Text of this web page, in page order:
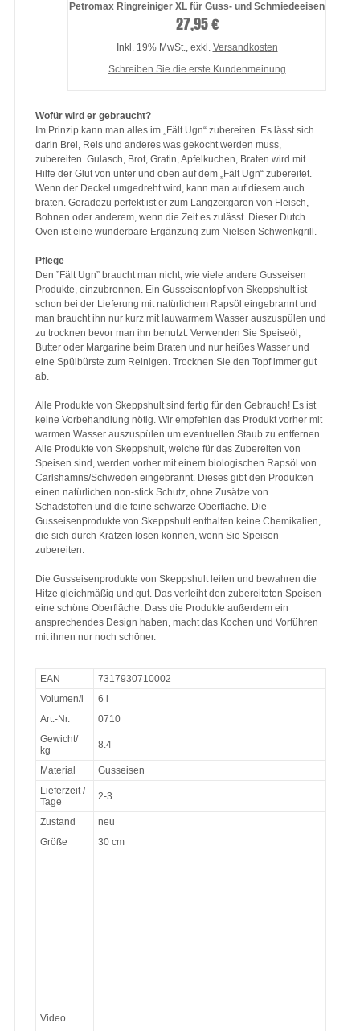
Petromax Ringreiniger XL für Guss- und Schmiedeeisen
27,95 €
Inkl. 19% MwSt., exkl. Versandkosten
Schreiben Sie die erste Kundenmeinung
Wofür wird er gebraucht?
Im Prinzip kann man alles im „Fält Ugn“ zubereiten. Es lässt sich
darin Brei, Reis und anderes was gekocht werden muss,
zubereiten. Gulasch, Brot, Gratin, Apfelkuchen, Braten wird mit
Hilfe der Glut von unter und oben auf dem „Fält Ugn“ zubereitet.
Wenn der Deckel umgedreht wird, kann man auf diesem auch
braten. Geradezu perfekt ist er zum Langzeitgaren von Fleisch,
Bohnen oder anderem, wenn die Zeit es zulässt. Dieser Dutch
Oven ist eine wunderbare Ergänzung zum Nielsen Schwenkgrill.
Pflege
Den ”Fält Ugn” braucht man nicht, wie viele andere Gusseisen
Produkte, einzubrennen. Ein Gusseisentopf von Skeppshult ist
schon bei der Lieferung mit natürlichem Rapsöl eingebrannt und
man braucht ihn nur kurz mit lauwarmem Wasser auszuspülen und
zu trocknen bevor man ihn benutzt. Verwenden Sie Speiseöl,
Butter oder Margarine beim Braten und nur heißes Wasser und
eine Spülbürste zum Reinigen. Trocknen Sie den Topf immer gut
ab.
Alle Produkte von Skeppshult sind fertig für den Gebrauch! Es ist
keine Vorbehandlung nötig. Wir empfehlen das Produkt vorher mit
warmen Wasser auszuspülen um eventuellen Staub zu entfernen.
Alle Produkte von Skeppshult, welche für das Zubereiten von
Speisen sind, werden vorher mit einem biologischen Rapsöl von
Carlshamns/Schweden eingebrannt. Dieses gibt den Produkten
einen natürlichen non-stick Schutz, ohne Zusätze von
Schadstoffen und die feine schwarze Oberfläche. Die
Gusseisenprodukte von Skeppshult enthalten keine Chemikalien,
die sich durch Kratzen lösen können, wenn Sie Speisen
zubereiten.
Die Gusseisenprodukte von Skeppshult leiten und bewahren die
Hitze gleichmäßig und gut. Das verleiht den zubereiteten Speisen
eine schöne Oberfläche. Dass die Produkte außerdem ein
ansprechendes Design haben, macht das Kochen und Vorführen
mit ihnen nur noch schöner.
EAN
7317930710002
Volumen/l
6 l
Art.-Nr.
0710
Gewicht/
kg
8.4
Material
Gusseisen
Lieferzeit /
Tage
2-3
Zustand
neu
Größe
30 cm
Video